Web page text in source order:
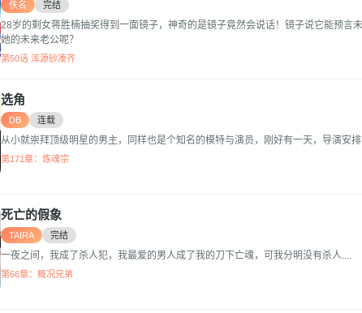
佚名 完结
28岁的剩女蒋胜楠抽奖得到一面镜子，神奇的是镜子竟然会说话！镜子说它能预
她的未来老公呢？
第50话 浑源砂凑齐
选角
DB 连载
从小就崇拜顶级明星的男主，同样也是个知名的模特与演员，刚好有一天，导演安
第171章：炼魂宗
死亡的假象
TAIRA 完结
一夜之间，我成了杀人犯，我最爱的男人成了我的刀下亡魂，可我分明没有杀人....
第66章：概况兄弟